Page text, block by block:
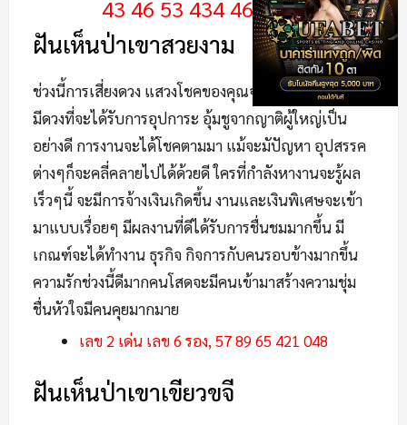
43 46 53 434 465 537
ฝันเห็นป่าเขาสวยงาม
ช่วงนี้การเสี่ยงดวง แสวงโชคของคุณจะมีเวงที่ดีขึ้นเรื่อยๆ
มีดวงที่จะได้รับการอุปการะ อุ้มชูจากญาติผู้ใหญ่เป็น
อย่างดี การงานจะได้โชคตามมา แม้จะมัปัญหา อุปสรรค
ต่างๆก็จะคลี่คลายไปได้ด้วยดี ใครที่กำลังหางานจะรู้ผล
เร็วๆนี้ จะมีการจ้างเงินเกิดขึ้น งานและเงินพิเศษจะเข้า
มาแบบเรื่อยๆ มีผลงานที่ดีได้รับการชื่นชมมากขึ้น มี
เกณฑ์จะได้ทำงาน ธุรกิจ กิจการกับคนรอบข้างมากขึ้น
ความรักช่วงนี้ดีมากคนโสดจะมีคนเข้ามาสร้างความชุ่ม
ชื่นหัวใจมีคนคุยมากมาย
เลข 2 เด่น เลข 6 รอง, 57 89 65 421 048
ฝันเห็นป่าเขาเขียวขจี